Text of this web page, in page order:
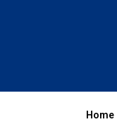
Home